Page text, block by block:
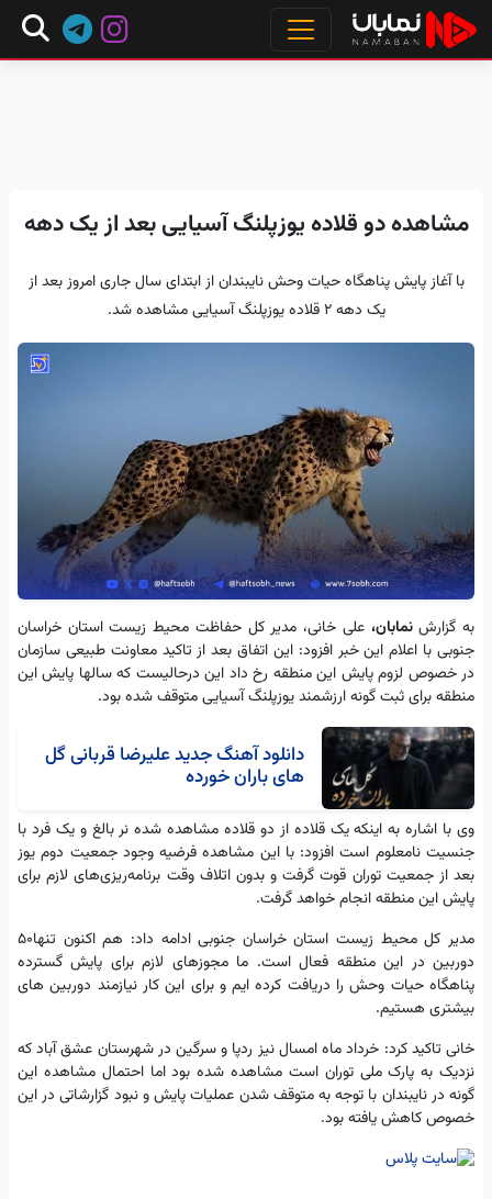
مشاهده دو قلاده یوزپلنگ آسیایی بعد از یک دهه
با آغاز پایش پناهگاه حیات وحش نایبندان از ابتدای سال جاری امروز بعد از
یک دهه ۲ قلاده یوزپلنگ آسیایی مشاهده شد.
به گزارشنمابان،علی خانی، مدیر کل حفاظت محیط زیست استان خراسان
جنوبی با اعلام این خبر افزود: این اتفاق بعد از تاکید معاونت طبیعی سازمان
در خصوص لزوم پایش این منطقه رخ داد این درحالیست که سالها پایش این
منطقه برای ثبت گونه ارزشمند یوزپلنگ آسیایی متوقف شده بود.
دانلود آهنگ جدید علیرضا قربانی گل
های باران خورده
وی با اشاره به اینکه یک قلاده از دو قلاده مشاهده شده نر بالغ و یک فرد با
جنسیت نامعلوم است افزود: با این مشاهده فرضیه وجود جمعیت دوم یوز
بعد از جمعیت توران قوت گرفت و بدون اتلاف وقت برنامه‌ریزی‌های لازم برای
پایش این منطقه انجام خواهد گرفت.
مدیر کل محیط زیست استان خراسان جنوبی ادامه داد: هم اکنون تنها۵۰
دوربین در این منطقه فعال است. ما مجوزهای لازم برای پایش گسترده
پناهگاه حیات وحش را دریافت کرده ایم و برای این کار نیازمند دوربین های
بیشتری هستیم.
خانی تاکید کرد: خرداد ماه امسال نیز ردپا و سرگین در شهرستان عشق آباد که
نزدیک به پارک ملی توران است مشاهده شده بود اما احتمال مشاهده این
گونه در نایبندان با توجه به متوقف شدن عملیات پایش و نبود گزارشاتی در این
خصوص کاهش یافته بود.